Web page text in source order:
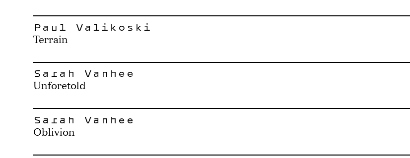
Paul Valikoski
Terrain
Sarah Vanhee
Unforetold
Sarah Vanhee
Oblivion